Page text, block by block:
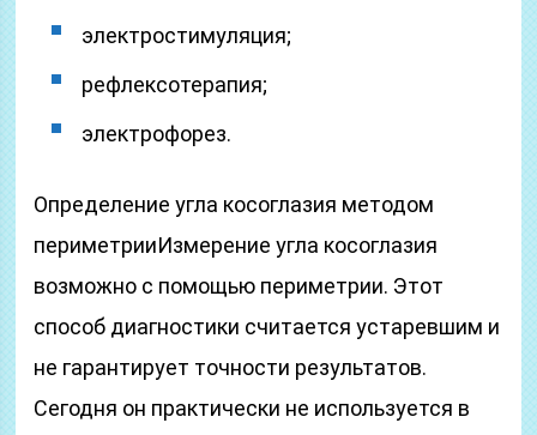
электростимуляция;
рефлексотерапия;
электрофорез.
Определение угла косоглазия методом
периметрииИзмерение угла косоглазия
возможно с помощью периметрии. Этот
способ диагностики считается устаревшим и
не гарантирует точности результатов.
Сегодня он практически не используется в